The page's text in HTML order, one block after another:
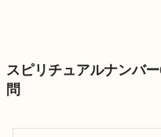
スピリチュアルナンバ
問